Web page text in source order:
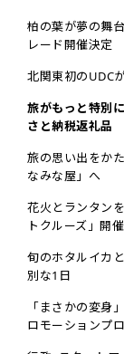
柏の葉が夢の舞
レード開催決定
北関東初のUDC
旅がもっと特別
さと納税返礼品
旅の思い出をか
なみな屋」へ
花火とランタン
トクルーズ」開
旬のホタルイカ
別な1日
「まさかの変身
ロモーションプ